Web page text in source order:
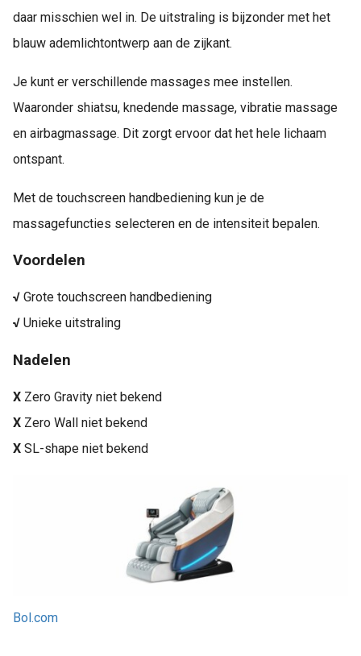
daar misschien wel in. De uitstraling is bijzonder met het
blauw ademlichtontwerp aan de zijkant.
Je kunt er verschillende massages mee instellen.
Waaronder shiatsu, knedende massage, vibratie massage
en airbagmassage. Dit zorgt ervoor dat het hele lichaam
ontspant.
Met de touchscreen handbediening kun je de
massagefuncties selecteren en de intensiteit bepalen.
Voordelen
√ Grote touchscreen handbediening
√ Unieke uitstraling
Nadelen
X Zero Gravity niet bekend
X Zero Wall niet bekend
X SL-shape niet bekend
Bol.com